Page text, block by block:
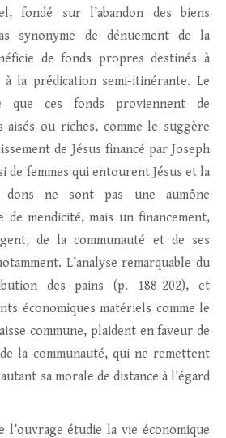
fondé sur l’abandon des biens
synonyme de dénuement de la
de fonds propres destinés à
la prédication semi-itinérante. Le
que ces fonds proviennent de
aisés ou riches, comme le suggère
de Jésus financé par Joseph
de femmes qui entourent Jésus et la
dons ne sont pas une aumône
de mendicité, mais un financement,
de la communauté et de ses
L’analyse remarquable du
des pains (p. 188-202), et
économiques matériels comme le
commune, plaident en faveur de
la communauté, qui ne remettent
sa morale de distance à l’égard
l’ouvrage étudie la vie économique